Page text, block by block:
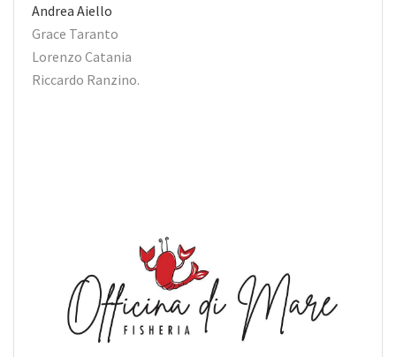
Andrea Aiello
Grace Taranto
Lorenzo Catania
Riccardo Ranzino.